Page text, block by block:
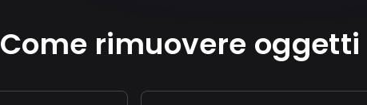
Come rimuovere